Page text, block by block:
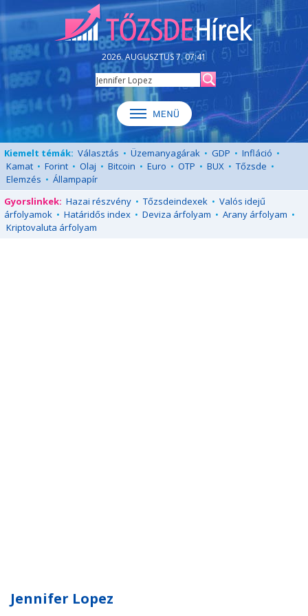
2026. AUGUSZTUS 7. 07:41
Kiemelt témák: Választás • Üzemanyagárak • GDP • Infláció •
Kamat • Forint • Olaj • Bitcoin • Euro • OTP • BUX • Tőzsde •
Elemzés • Állampapír
Gyorslinkek: Hazai részvény • Tőzsdeindexek • Valós idejű
árfolyamok • Határidős index • Deviza árfolyam • Arany árfolyam •
Kriptovaluta árfolyam
Jennifer Lopez